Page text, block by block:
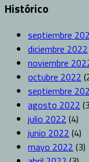
Histórico
septiembre
diciembre 2022
noviembre
octubre 2022
septiembre
agosto 2022
julio 2022 (4)
junio 2022 (4)
mayo 2022 (3)